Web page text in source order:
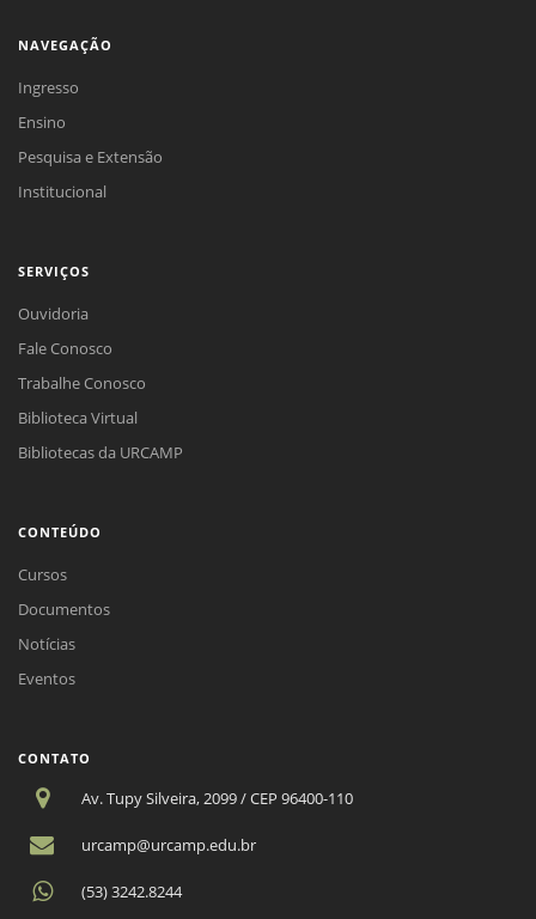
NAVEGAÇÃO
Ingresso
Ensino
Pesquisa e Extensão
Institucional
SERVIÇOS
Ouvidoria
Fale Conosco
Trabalhe Conosco
Biblioteca Virtual
Bibliotecas da URCAMP
CONTEÚDO
Cursos
Documentos
Notícias
Eventos
CONTATO
Av. Tupy Silveira, 2099 / CEP 96400-110
urcamp@urcamp.edu.br
(53) 3242.8244